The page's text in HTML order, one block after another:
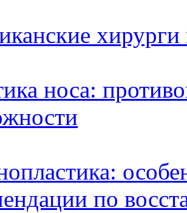
хирурги
носа:
по